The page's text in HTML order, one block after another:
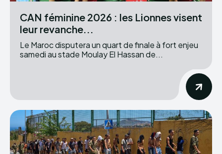
CAN féminine 2026 : les Lionnes visent
leur revanche...
Le Maroc disputera un quart de finale à fort enjeu
samedi au stade Moulay El Hassan de...